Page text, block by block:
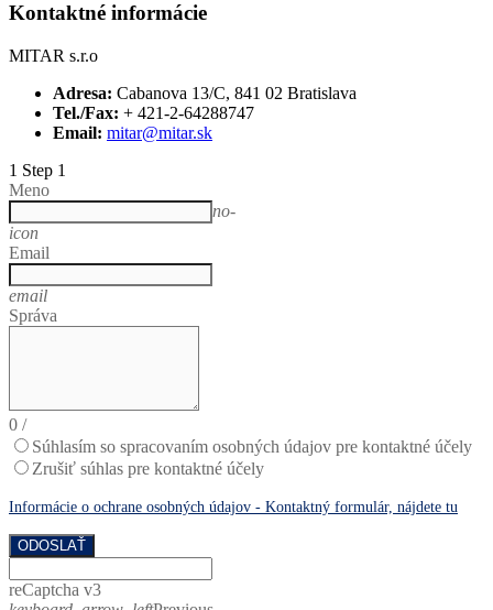
Kontaktné informácie
MITAR s.r.o
Adresa: Cabanova 13/C, 841 02 Bratislava
Tel./Fax: + 421-2-64288747
Email: mitar@mitar.sk
1 Step 1
Meno
no-
icon
Email
email
Správa
0 /
Súhlasím so spracovaním osobných údajov pre kontaktné účely
Zrušiť súhlas pre kontaktné účely
Informácie o ochrane osobných údajov - Kontaktný formulár, nájdete tu
ODOSLAŤ
reCaptcha v3